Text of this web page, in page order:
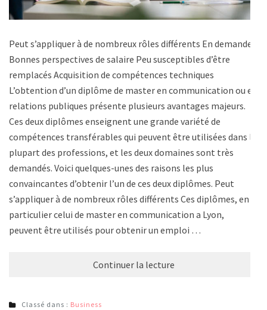
Peut s’appliquer à de nombreux rôles différents En demande
Bonnes perspectives de salaire Peu susceptibles d’être
remplacés Acquisition de compétences techniques
L’obtention d’un diplôme de master en communication ou en
relations publiques présente plusieurs avantages majeurs.
Ces deux diplômes enseignent une grande variété de
compétences transférables qui peuvent être utilisées dans la
plupart des professions, et les deux domaines sont très
demandés. Voici quelques-unes des raisons les plus
convaincantes d’obtenir l’un de ces deux diplômes. Peut
s’appliquer à de nombreux rôles différents Ces diplômes, en
particulier celui de master en communication a Lyon,
peuvent être utilisés pour obtenir un emploi …
Continuer la lecture
Classé dans : Business